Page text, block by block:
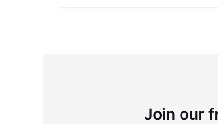
Join our